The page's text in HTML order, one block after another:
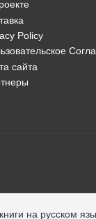
Policy
сайта
на русском